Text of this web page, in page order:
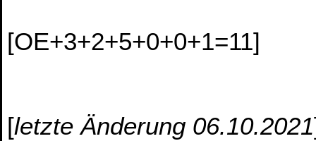
[OE+3+2+5+0+0+1=11]
[letzte Änderung 06.10.2021